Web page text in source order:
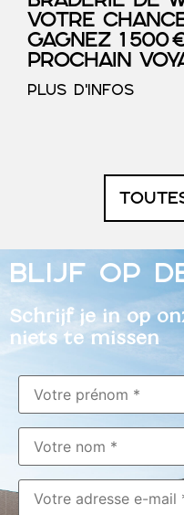
votre chance
gagnez 1
prochain
PLUS D'INFOS
BLIJF OP
Schrijf je in op
niets te missen